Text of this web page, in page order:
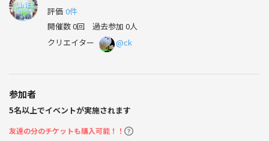
評価 0件
開催数 0回 過去参加 0人
クリエイター
@ck
参加者
5名以上でイベントが実施されます
友達の分のチケットも購入可能！！